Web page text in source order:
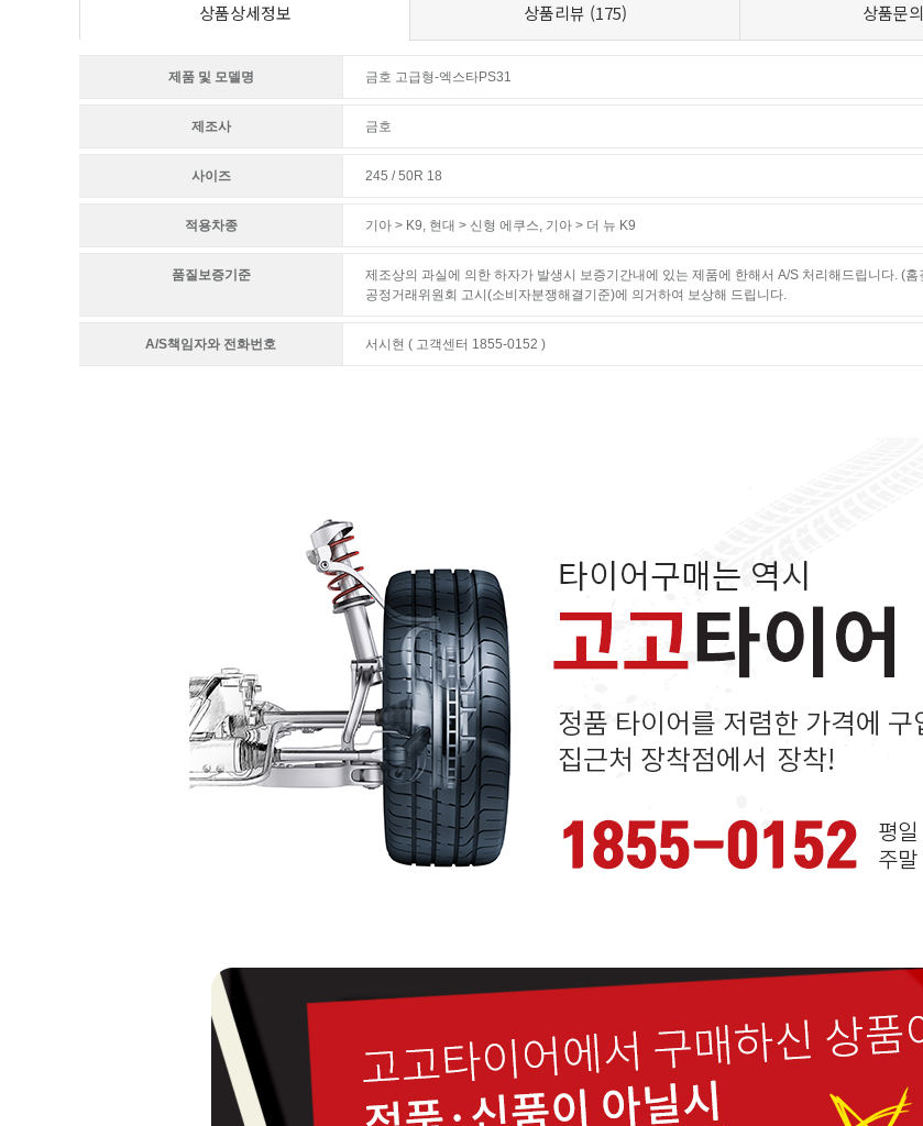
상품상세정보 상품리뷰 (175) 상품문의
제품 및 모델명 금호 고급형-엑스타PS31
제조사 금호
사이즈 245 / 50R 18
적용차종 기아 > K9, 현대 > 신형 에쿠스, 기아 > 더 뉴 K9
품질보증기준
제조상의 과실에 의한 하자가 발생시 보증기간내에 있는 제품에 한해서 A/S 처리해드립니다. (
공정거래위원회 고시(소비자분쟁해결기준)에 의거하여 보상해 드립니다.
A/S책임자와 전화번호 서시현 ( 고객센터 1855-0152 )